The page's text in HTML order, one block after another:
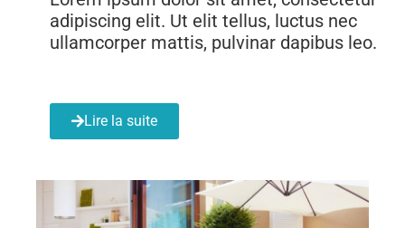
adipiscing elit. Ut elit tellus, luctus nec
ullamcorper mattis, pulvinar dapibus leo.
Lire la suite